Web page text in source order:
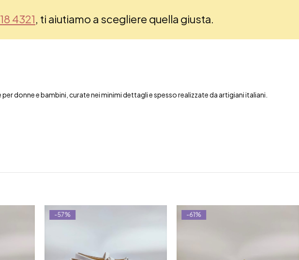
4321, ti aiutiamo a scegliere quella giusta.
donne e bambini, curate nei minimi dettagli e spesso realizzate da artigiani italiani.
-57% -61%